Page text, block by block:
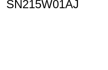
SN215W01AJ